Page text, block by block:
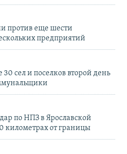
против еще шести
предприятий
сел и поселков второй день
по НПЗ в Ярославской
километрах от границы